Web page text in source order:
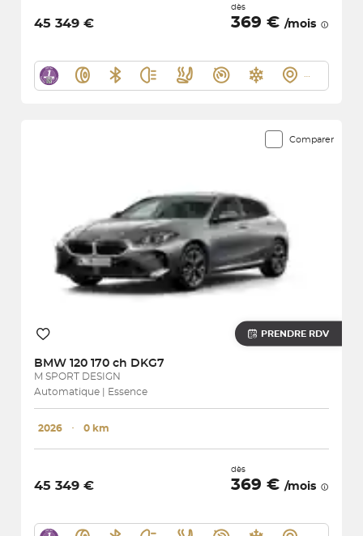
45 349 €
dès
369 € /mois
Comparer
PRENDRE RDV
BMW 120 170 ch DKG7
M SPORT DESIGN
Automatique | Essence
2026 ･ 0 km
45 349 €
dès
369 € /mois